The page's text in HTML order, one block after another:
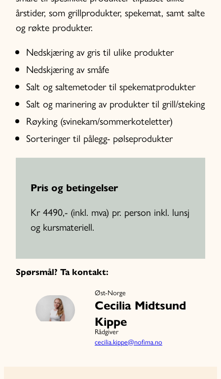
årstider, som grillprodukter, spekemat, samt salte
og røkte produkter.
Nedskjæring av gris til ulike produkter
Nedskjæring av småfe
Salt og saltemetoder til spekematprodukter
Salt og marinering av produkter til grill/steking
Røyking (svinekam/sommerkoteletter)
Sorteringer til pålegg- pølseprodukter
Pris og betingelser
Kr 4490,- (inkl. mva) pr. person inkl. lunsj
og kursmateriell.
Spørsmål? Ta kontakt:
Øst-Norge
Cecilia Midtsund
Kippe
Rådgiver
cecilia.kippe@nofima.no